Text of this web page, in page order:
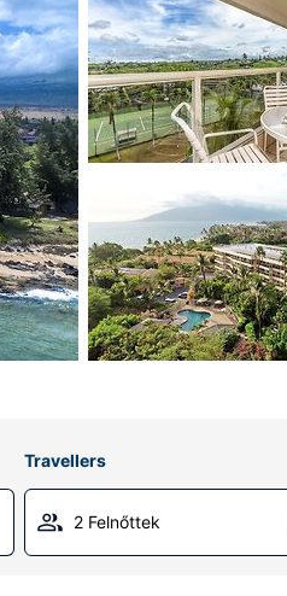
Travellers
2 Felnőttek